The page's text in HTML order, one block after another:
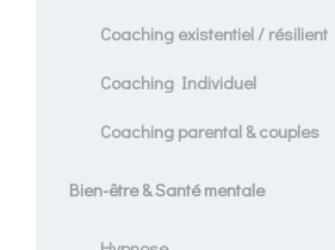
Coaching existentiel / résilient
Coaching Individuel
Coaching parental & couples
Bien-être & Santé mentale